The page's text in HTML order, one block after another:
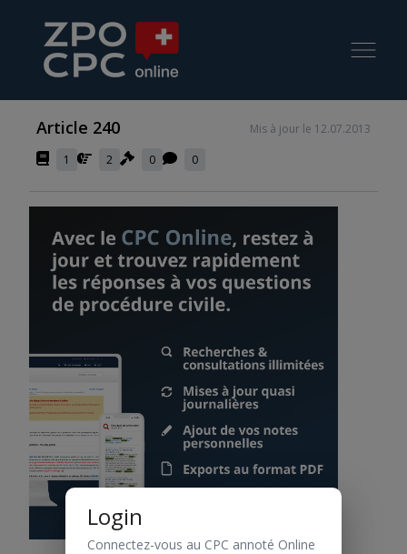
Article 240
Mis à jour le 12.07.2013
1
2 0 0
Login
Connectez-vous au CPC annoté Online